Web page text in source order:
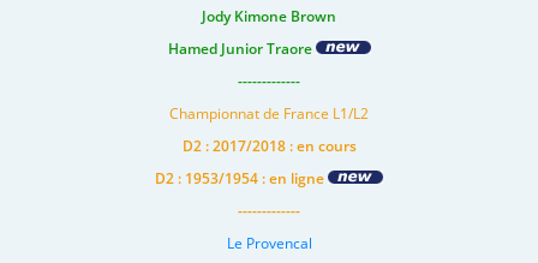
Jody Kimone Brown
Hamed Junior Traore
-------------
Championnat de France L1/L2
D2 : 2017/2018 : en cours
D2 : 1953/1954 : en ligne
-------------
Le Provencal